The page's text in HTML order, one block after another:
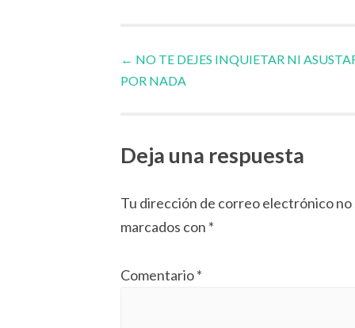
Navegador
artículos
← NO TE DEJES INQUIETAR NI
POR NADA
Deja una respuesta
Tu dirección de correo electrónico no
marcados con *
Comentario*